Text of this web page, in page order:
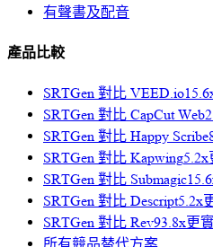
有聲書及配音
產品比較
SRTGen 對比 VEED.io
SRTGen 對比 CapCut Web
SRTGen 對比 Happy Scribe
SRTGen 對比 Kapwing5.2x
SRTGen 對比 Submagic
SRTGen 對比 Descript5.2x
SRTGen 對比 Rev93.8x更